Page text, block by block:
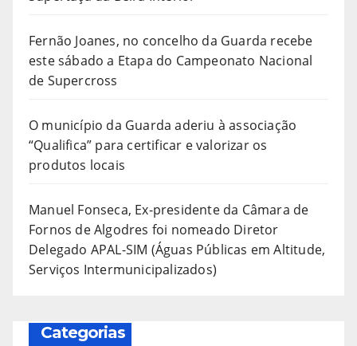
Fernão Joanes, no concelho da Guarda recebe
este sábado a Etapa do Campeonato Nacional
de Supercross
O município da Guarda aderiu à associação
“Qualifica” para certificar e valorizar os
produtos locais
Manuel Fonseca, Ex-presidente da Câmara de
Fornos de Algodres foi nomeado Diretor
Delegado APAL-SIM (Águas Públicas em Altitude,
Serviços Intermunicipalizados)
Categorias